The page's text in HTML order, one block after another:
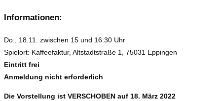
Informationen:
Do., 18.11. zwischen 15 und 16:30 Uhr
Spielort: Kaffeefaktur, Altstadtstraße 1, 75031 Eppingen
Eintritt frei
Anmeldung nicht erforderlich
Die Vorstellung ist VERSCHOBEN auf 18. März 2022